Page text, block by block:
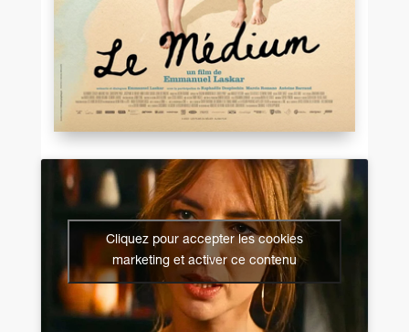
Cliquez pour accepter les cookies
marketing et activer ce contenu